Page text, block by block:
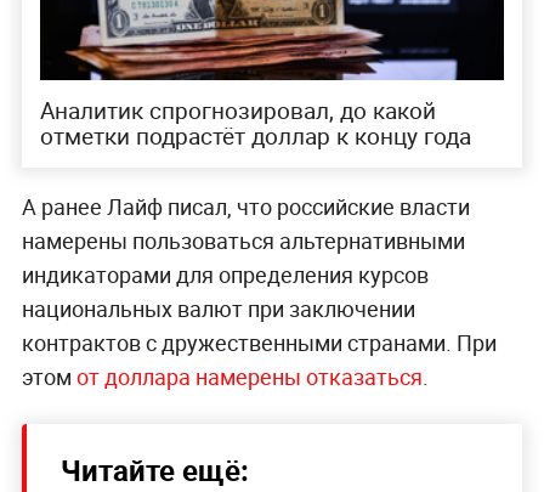
Аналитик спрогнозировал, до какой
отметки подрастёт доллар к концу года
А ранее Лайф писал, что российские власти
намерены пользоваться альтернативными
индикаторами для определения курсов
национальных валют при заключении
контрактов с дружественными странами. При
этом от доллара намерены отказаться.
Читайте ещё: